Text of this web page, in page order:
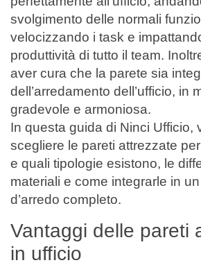
svolgimento delle normali
velocizzando i task e
produttività di tutto il team.
aver cura che la parete sia
dell’arredamento dell’ufficio, in
gradevole e armoniosa.
In questa guida di Ninci Ufficio,
scegliere le pareti attrezzate
e quali tipologie esistono, le
materiali e come integrarle in
d’arredo completo.
Vantaggi delle pareti
in ufficio